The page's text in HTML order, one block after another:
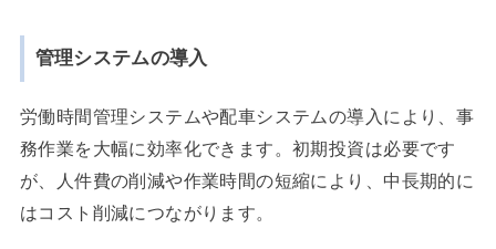
管理システムの導入
労働時間管理システムや配車システムの導入により、事
務作業を大幅に効率化できます。初期投資は必要です
が、人件費の削減や作業時間の短縮により、中長期的に
はコスト削減につながります。